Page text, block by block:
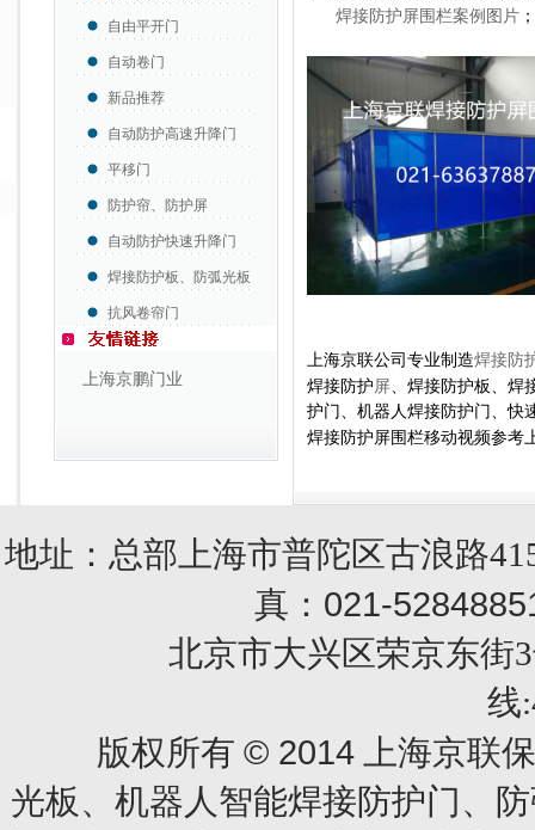
自由平开门
自动卷门
新品推荐
自动防护高速升降门
平移门
防护帘、防护屏
自动防护快速升降门
焊接防护板、防弧光板
抗风卷帘门
上海京鹏门业
焊接防护屏围栏案例图片 ；
上海京联公司专业制造焊接防
焊接防护屏、焊接防护板、焊
护门、机器人焊接防护门、快
焊接防护屏围栏移动视频参考
地址：总部上海市普陀区古浪路
真： 021-
北京市大兴区荣京东街3
线
版权所有 © 2014上海京联
光板、机器人智能焊接防护门、